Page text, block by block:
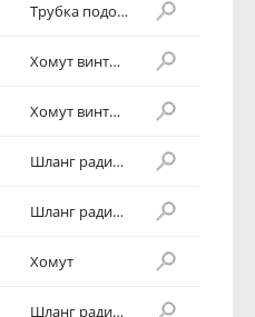
Трубка подогрева дроссельного патрубка подводящая
Хомут винтовой червячный
Хомут винтовой червячный
Шланг радиатора отводящий
Шланг радиатора отводящий
Хомут
Шланг радиатора подводящий